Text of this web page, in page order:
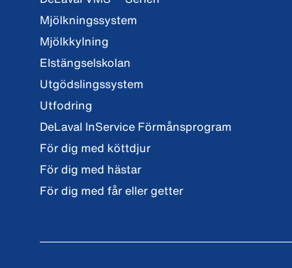
Mjölkningssystem
Mjölkkylning
Elstängselskolan
Utgödslingssystem
Utfodring
DeLaval InService Förmånsprogram
För dig med köttdjur
För dig med hästar
För dig med får eller getter